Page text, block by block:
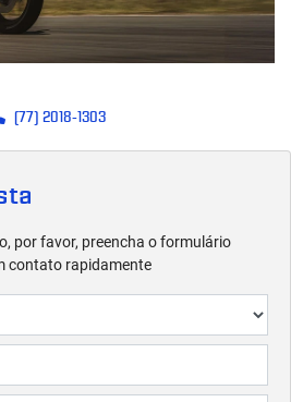
por favor, preencha o formulário
contato rapidamente
(77) 2018-1303